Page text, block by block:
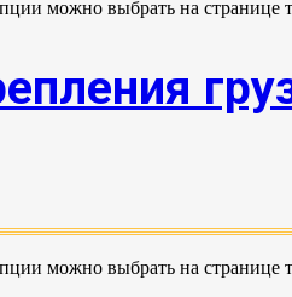
можно выбрать на странице
можно выбрать на странице